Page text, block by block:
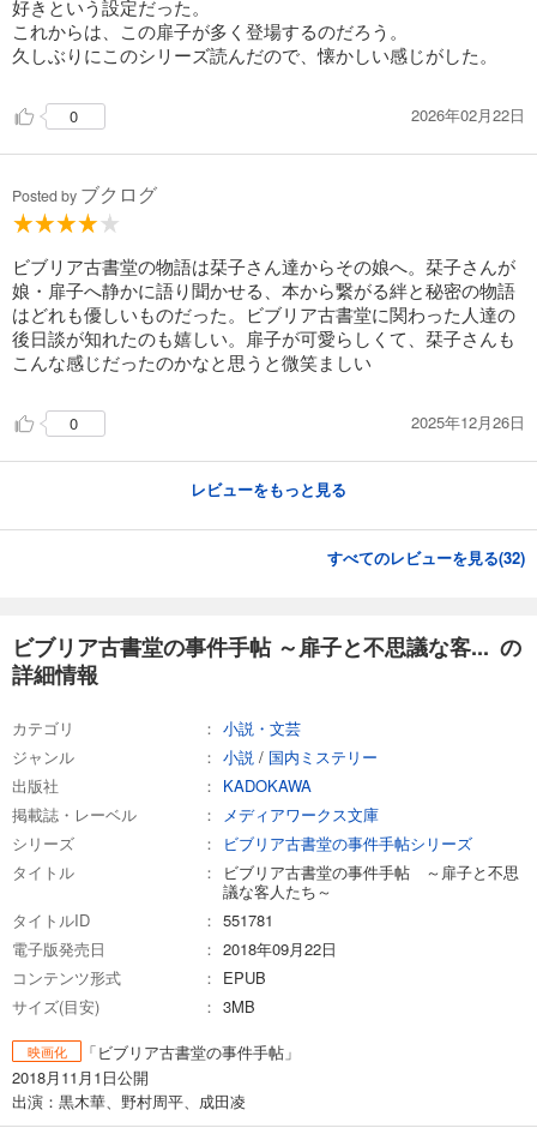
好きという設定だった。
これからは、この扉子が多く登場するのだろう。
久しぶりにこのシリーズ読んだので、懐かしい感じがした。
0 2026年02月22日
Posted by ブクログ
ビブリア古書堂の物語は栞子さん達からその娘へ。栞子さんが
娘・扉子へ静かに語り聞かせる、本から繋がる絆と秘密の物語
はどれも優しいものだった。ビブリア古書堂に関わった人達の
後日談が知れたのも嬉しい。扉子が可愛らしくて、栞子さんも
こんな感じだったのかなと思うと微笑ましい
0 2025年12月26日
レビューをもっと見る
すべてのレビューを見る(32)
ビブリア古書堂の事件手帖 ～扉子と不思議な客... の
詳細情報
カテゴリ
小説・文芸
ジャンル
小説 / 国内ミステリー
出版社
KADOKAWA
掲載誌・レーベル
メディアワークス文庫
シリーズ
ビブリア古書堂の事件手帖シリーズ
タイトル
ビブリア古書堂の事件手帖 ～扉子と不思
議な客人たち～
タイトルID
551781
電子版発売日
2018年09月22日
コンテンツ形式
EPUB
サイズ(目安)
3MB
映画化
「ビブリア古書堂の事件手帖」
2018月11月1日公開
出演：黒木華、野村周平、成田凌